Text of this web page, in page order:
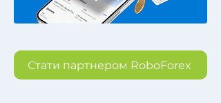
Стати партнером RoboForex